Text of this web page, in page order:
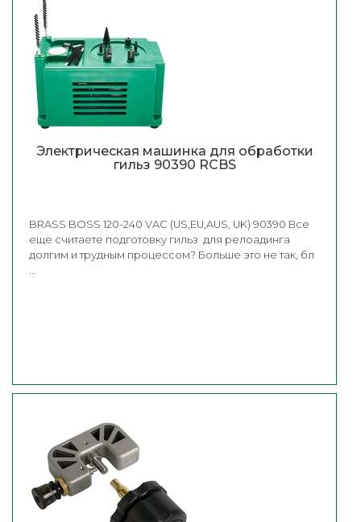
Электрическая машинка для обработки
гильз 90390 RCBS
BRASS BOSS 120-240 VAC (US,EU,AUS, UK) 90390 Все
еще считаете подготовку гильз для релоадинга
долгим и трудным процессом? Больше это не так, бл
...